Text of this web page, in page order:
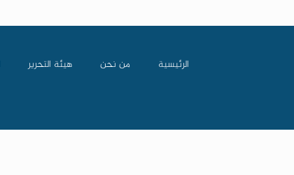
الرئيسية من نحن هيئة التحرير